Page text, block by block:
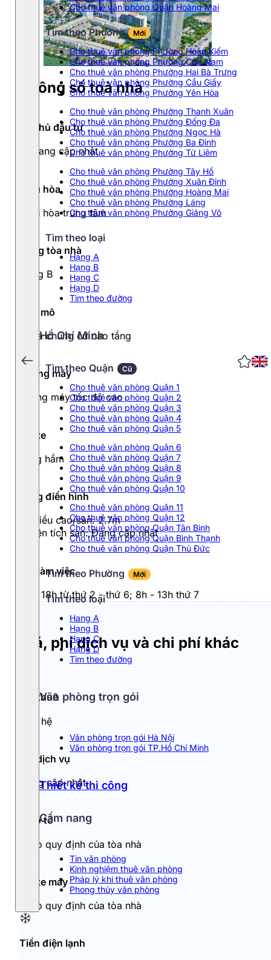
Cho thuê văn phòng Quận Hoàng Mai
Tìm theo Phường Mới
Cho thuê văn phòng Phường Hoàn Kiếm
Cho thuê văn phòng Phường Cửa Nam
Cho thuê văn phòng Phường Hai Bà Trưng
Cho thuê văn phòng Phường Cầu Giấy
Cho thuê văn phòng Phường Yên Hòa
Cho thuê văn phòng Phường Thanh Xuân
Cho thuê văn phòng Phường Đống Đa
Cho thuê văn phòng Phường Ngọc Hà
Cho thuê văn phòng Phường Ba Đình
Cho thuê văn phòng Phường Từ Liêm
Cho thuê văn phòng Phường Tây Hồ
Cho thuê văn phòng Phường Xuân Đỉnh
Cho thuê văn phòng Phường Hoàng Mai
Cho thuê văn phòng Phường Láng
Cho thuê văn phòng Phường Giảng Võ
Tìm theo loại
Hạng A
Hạng B
Hạng C
Hạng D
Tìm theo đường
Hồ Chí Minh
Tìm theo Quận Cũ
Cho thuê văn phòng Quận 1
Cho thuê văn phòng Quận 2
Cho thuê văn phòng Quận 3
Cho thuê văn phòng Quận 4
Cho thuê văn phòng Quận 5
Cho thuê văn phòng Quận 6
Cho thuê văn phòng Quận 7
Cho thuê văn phòng Quận 8
Cho thuê văn phòng Quận 9
Cho thuê văn phòng Quận 10
Cho thuê văn phòng Quận 11
Cho thuê văn phòng Quận 12
Cho thuê văn phòng Quận Tân Bình
Cho thuê văn phòng Quận Bình Thạnh
Cho thuê văn phòng Quận Thủ Đức
Tìm theo Phường Mới
Tìm theo loại
Hang A
Hạng B
Hạng C
Hạng D
Tìm theo đường
Văn phòng trọn gói
Văn phòng trọn gói Hà Nội
Văn phòng trọn gói TP.Hồ Chí Minh
Thiết kế thi công
Cẩm nang
Tin văn phòng
Kinh nghiệm thuê văn phòng
Pháp lý khi thuê văn phòng
Phong thủy văn phòng
Thông số toà nhà
Chủ đầu tư
Đang cập nhật
Điều hòa
Điều hòa trung tâm
Hạng tòa nhà
Hạng B
Quy mô
3 tòa chung cư cao tầng
Thang máy
Thang máy tốc độ cao
Đỗ xe
Tầng hầm
Tầng điển hình
- Chiều cao/sàn: 2.7m
- Diện tích sàn: Đang cập nhật
Giờ làm việc
8h - 18h từ thứ 2 - thứ 6; 8h - 13h thứ 7
Giá, phí dịch vụ và chi phí khác
Giá thuê
Liên hệ
Phí dịch vụ
Đang cập nhật
Đỗ ô tô
Theo quy định của tòa nhà
Đỗ xe máy
Theo quy định của tòa nhà
Tiền điện lạnh